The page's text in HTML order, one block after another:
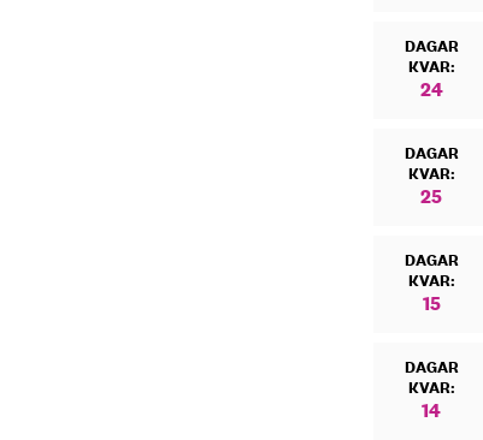
DAGAR
KVAR:
24
DAGAR
KVAR:
25
DAGAR
KVAR:
15
DAGAR
KVAR:
14